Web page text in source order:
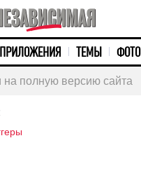
ПРИЛОЖЕНИЯ ТЕМЫ ФОТО
на полную версию сайта